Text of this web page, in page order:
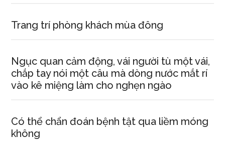
Trang trí phòng khách mùa đông
Ngục quan cảm động, vái người tù một vái,
chắp tay nói một câu mà dòng nước mắt rí
vào kê miệng làm cho nghẹn ngào
Có thể chẩn đoán bệnh tật qua liềm móng
không